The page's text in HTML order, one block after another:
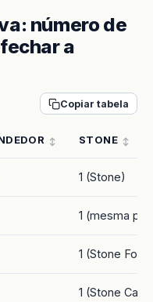
número de
a
Copiar tabela
STONE
1 (Stone)
1 (mesma
1 (Stone
1 (Stone